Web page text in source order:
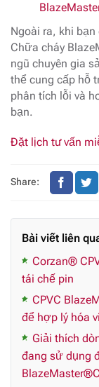
Ngoài ra, khi
Chữa cháy
ngũ chuyên gia
thể cung cấp hỗ
phân tích lỗi và
bạn.
Đặt lịch tư vấn
Share:
Bài viết liên
Corzan®
tái chế pin
CPVC
để hợp lý hóa
Giải thích
đang sử dụng